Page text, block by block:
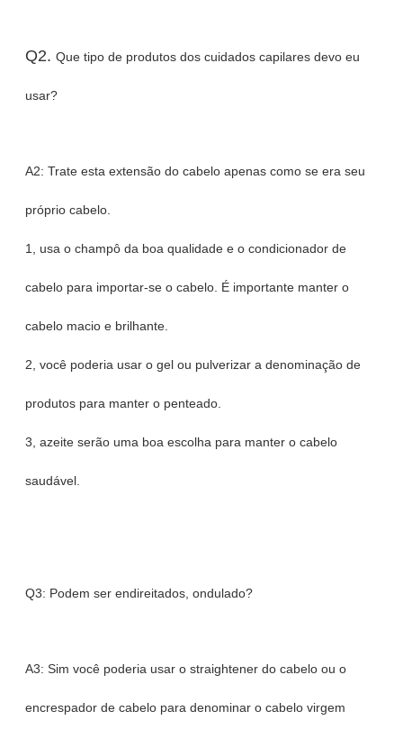
Q2. Que tipo de produtos dos cuidados capilares devo eu
usar?
A2: Trate esta extensão do cabelo apenas como se era seu
próprio cabelo.
1, usa o champô da boa qualidade e o condicionador de
cabelo para importar-se o cabelo. É importante manter o
cabelo macio e brilhante.
2, você poderia usar o gel ou pulverizar a denominação de
produtos para manter o penteado.
3, azeite serão uma boa escolha para manter o cabelo
saudável.
Q3: Podem ser endireitados, ondulado?
A3: Sim você poderia usar o straightener do cabelo ou o
encrespador de cabelo para denominar o cabelo virgem